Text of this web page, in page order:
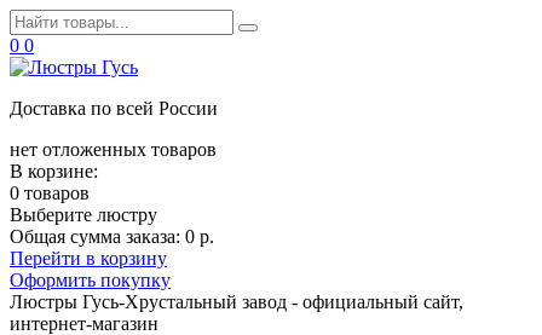
0 0
Доставка по всей России
нет отложенных товаров
В корзине:
0 товаров
Выберите люстру
Общая сумма заказа: 0 р.
Перейти в корзину
Оформить покупку
Люстры Гусь-Хрустальный завод - официальный сайт,
интернет-магазин